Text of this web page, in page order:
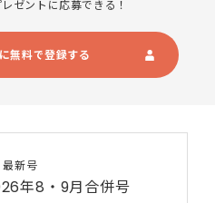
ゼントに応募できる！
無料で登録する
最新号
年8・9月合併号